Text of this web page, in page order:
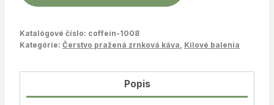
Katalógové číslo: coffein-1008
Kategórie: Čerstvo pražená zrnková káva Kilové balenia
Popis